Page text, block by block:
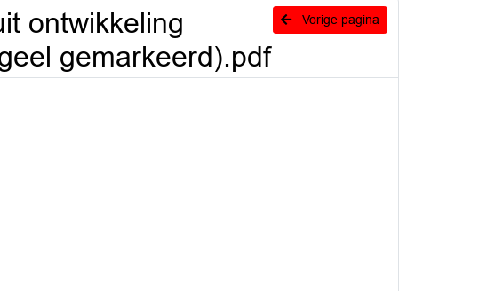
Vorige pagina
ontwikkeling
gemarkeerd).pdf